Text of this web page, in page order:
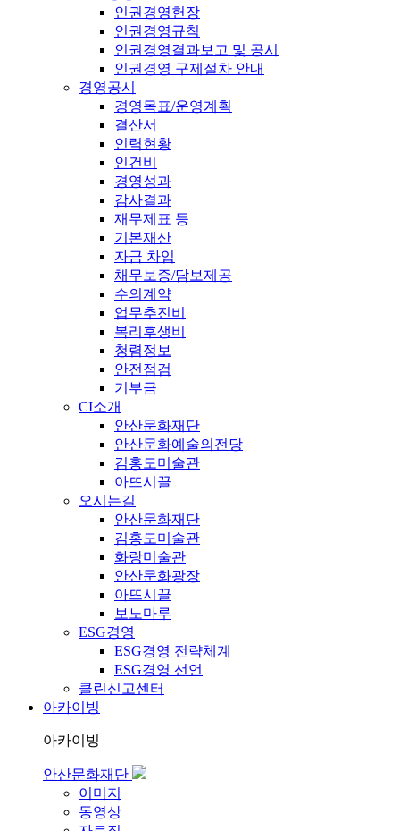
인권경영헌장
인권경영규칙
인권경영결과보고 및 공시
인권경영 구제절차 안내
경영공시
경영목표/운영계획
결산서
인력현황
인건비
경영성과
감사결과
재무제표 등
기본재산
자금 차입
채무보증/담보제공
수의계약
업무추진비
복리후생비
청렴정보
안전점검
기부금
CI소개
안산문화재단
안산문화예술의전당
김홍도미술관
아뜨시끌
오시는길
안산문화재단
김홍도미술관
화랑미술관
안산문화광장
아뜨시끌
보노마루
ESG경영
ESG경영 전략체계
ESG경영 선언
클린신고센터
아카이빙
아카이빙
안산문화재단
이미지
동영상